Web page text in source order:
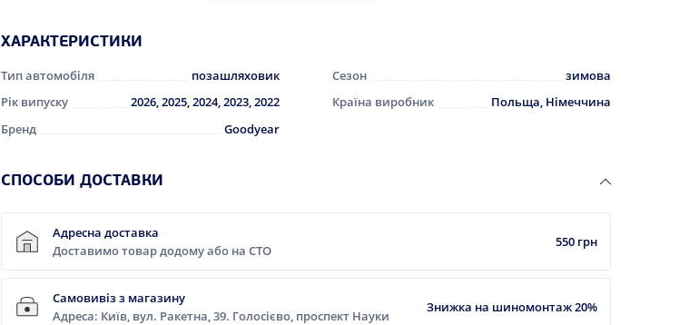
ХАРАКТЕРИСТИКИ
Тип автомобіля позашляховик Сезон
зимова
Рік випуску
2026, 2025, 2024, 2023, 2022 Країна виробник
Польща, Німеччина
Бренд
Goodyear
СПОСОБИ ДОСТАВКИ
Адресна доставка
Доставимо товар додому або на СТО
550 грн
Самовивіз з магазину
Адреса: Київ, вул. Ракетна, 39. Голосієво, проспект Науки
Знижка на шиномонтаж 20%